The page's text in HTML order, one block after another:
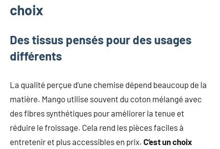
choix
Des tissus pensés pour des usages
différents
La qualité perçue d’une chemise dépend beaucoup de la
matière. Mango utilise souvent du coton mélangé avec
des fibres synthétiques pour améliorer la tenue et
réduire le froissage. Cela rend les pièces faciles à
entretenir et plus accessibles en prix. C’est un choix